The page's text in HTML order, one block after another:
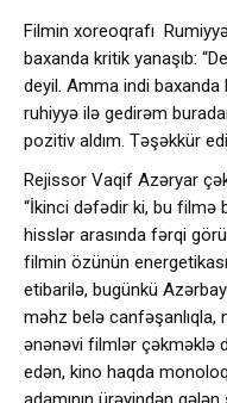
Filmin xoreoqrafı
baxanda kritik yanaşıb:
deyil. Amma indi
ruhiyyə ilə gedirəm
pozitiv aldım. Təşəkkür
Rejissor Vaqif Azəryar
“İkinci dəfədir ki, bu filmə
hisslər arasında fərqi
filmin özünün
etibarilə, bugünkü
məhz belə
ənənəvi filmlər çəkməklə
edən, kino haqda